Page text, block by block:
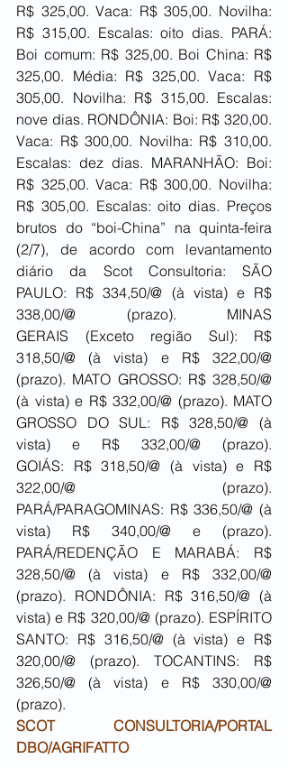
R$ 325,00. Vaca: R$ 305,00. Novilha:
R$ 315,00. Escalas: oito dias. PARÁ:
Boi comum: R$ 325,00. Boi China: R$
325,00. Média: R$ 325,00. Vaca: R$
305,00. Novilha: R$ 315,00. Escalas:
nove dias. RONDÔNIA: Boi: R$ 320,00.
Vaca: R$ 300,00. Novilha: R$ 310,00.
Escalas: dez dias. MARANHÃO: Boi:
R$ 325,00. Vaca: R$ 300,00. Novilha:
R$ 305,00. Escalas: oito dias. Preços
brutos do “boi-China” na quinta-feira
(2/7), de acordo com levantamento
diário da Scot Consultoria: SÃO
PAULO: R$ 334,50/@ (à vista) e R$
338,00/@ (prazo). MINAS
GERAIS (Exceto região Sul): R$
318,50/@ (à vista) e R$ 322,00/@
(prazo). MATO GROSSO: R$ 328,50/@
(à vista) e R$ 332,00/@ (prazo). MATO
GROSSO DO SUL: R$ 328,50/@ (à
vista) e R$ 332,00/@ (prazo).
GOIÁS: R$ 318,50/@ (à vista) e R$
322,00/@ (prazo).
PARÁ/PARAGOMINAS: R$ 336,50/@ (à
vista) R$ 340,00/@ e (prazo).
PARÁ/REDENÇÃO E MARABÁ: R$
328,50/@ (à vista) e R$ 332,00/@
(prazo). RONDÔNIA: R$ 316,50/@ (à
vista) e R$ 320,00/@ (prazo). ESPÍRITO
SANTO: R$ 316,50/@ (à vista) e R$
320,00/@ (prazo). TOCANTINS: R$
326,50/@ (à vista) e R$ 330,00/@
(prazo).
SCOT CONSULTORIA/PORTAL
DBO/AGRIFATTO